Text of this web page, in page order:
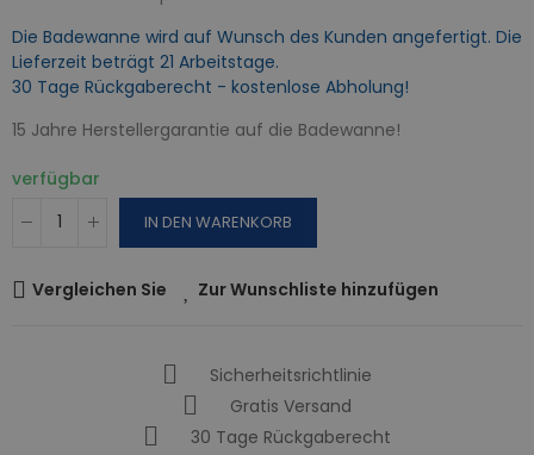
Die Badewanne wird auf Wunsch des Kunden angefertigt. Die
Lieferzeit beträgt 21 Arbeitstage.
30 Tage Rückgaberecht - kostenlose Abholung!
15 Jahre Herstellergarantie auf die Badewanne!
verfügbar
IN DEN WARENKORB
Vergleichen Sie Zur Wunschliste hinzufügen
Sicherheitsrichtlinie
Gratis Versand
30 Tage Rückgaberecht